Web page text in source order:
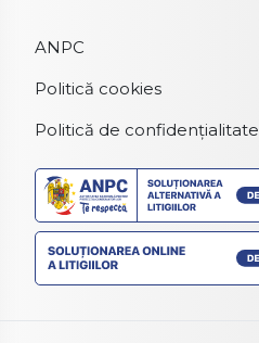
ANPC
Politică cookies
Politică de confidențialitate